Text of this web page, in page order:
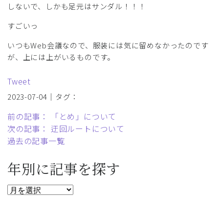
しないで、しかも足元はサンダル！！！
すごいっ
いつもWeb会議なので、服装には気に留めなかったのです
が、上には上がいるものです。
Tweet
2023-07-04｜タグ：
前の記事： 「とめ」について
次の記事： 迂回ルートについて
過去の記事一覧
年別に記事を探す